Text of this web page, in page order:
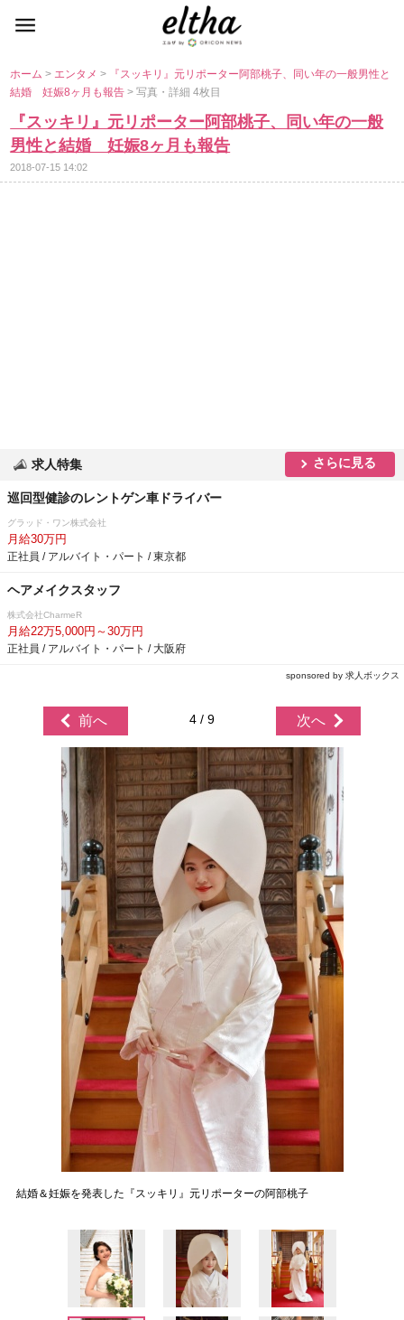
ホーム> エンタメ>
『スッキリ』元リポーター阿部桃子、同い年の一般男性と
結婚 妊娠8ヶ月も報告> 写真・詳細 4枚目
『スッキリ』元リポーター阿部桃子、同い年の一般
男性と結婚 妊娠8ヶ月も報告
2018-07-15 14:02
求人特集 さらに見る
巡回型健診のレントゲン車ドライバー
グラッド・ワン株式会社
月給30万円
正社員 / アルバイト・パート / 東京都
ヘアメイクスタッフ
株式会社CharmeR
月給22万5,000円～30万円
正社員 / アルバイト・パート / 大阪府
sponsored by 求人ボックス
前へ 4 / 9 次へ
結婚＆妊娠を発表した『スッキリ』元リポーターの阿部桃子